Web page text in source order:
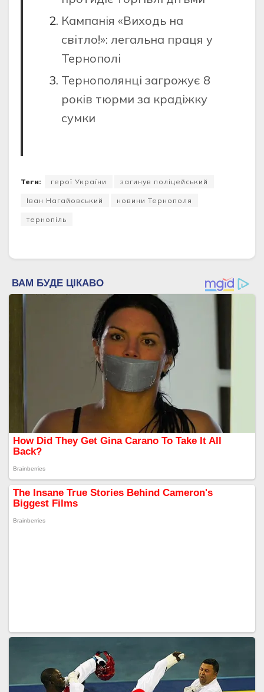
Кампанія «Виходь на
світло!»: легальна праця у
Тернополі
Тернополянці загрожує 8
років тюрми за крадіжку
сумки
Теги: герої України загинув поліцейський
Іван Нагайовський новини Тернополя
тернопіль